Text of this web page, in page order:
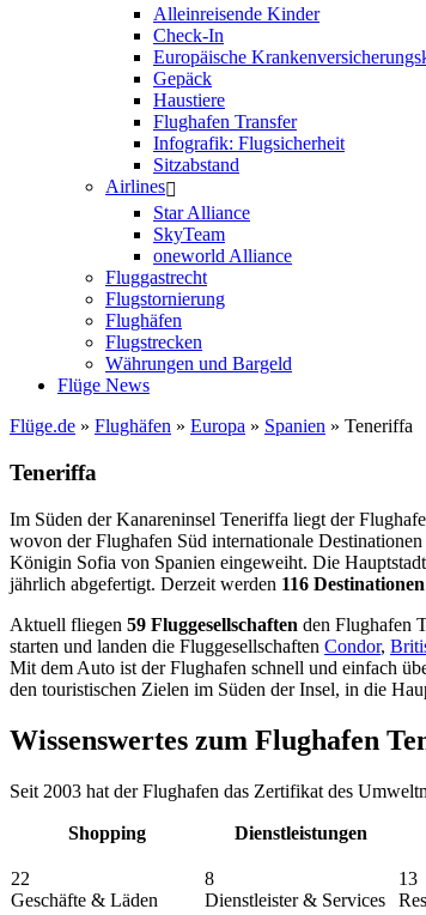
Alleinreisende Kinder
Check-In
Europäische
Gepäck
Haustiere
Flughafen Transfer
Infografik: Flugsicherheit
Sitzabstand
Airlines
Star Alliance
SkyTeam
oneworld Alliance
Fluggastrecht
Flugstornierung
Flughäfen
Flugstrecken
Währungen und Bargeld
Flüge News
Flüge.de » Flughäfen » Europa » Spanien » Teneriffa
Teneriffa
Im Süden der Kanareninsel Teneriffa liegt der
wovon der Flughafen Süd internationale
Königin Sofia von Spanien eingeweiht. Die
jährlich abgefertigt. Derzeit werden 116 Destinationen
Aktuell fliegen 59 Fluggesellschaften den Flughafen
starten und landen die Fluggesellschaften Condor,
Mit dem Auto ist der Flughafen schnell und einfach
den touristischen Zielen im Süden der Insel, in die
Wissenswertes zum Flughafen
Seit 2003 hat der Flughafen das Zertifikat des
Shopping Dienstleistungen
22
Geschäfte & Läden
8
Dienstleister & Services
13